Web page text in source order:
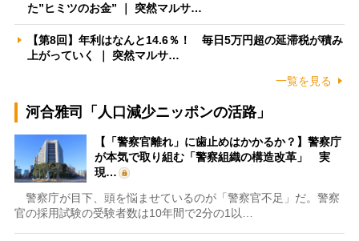
た”ヒミツのお金” ｜ 突然マルサ…
【第8回】年利はなんと14.6％！ 毎日5万円超の延滞税が積み
上がっていく ｜ 突然マルサ…
一覧を見る
河合雅司「人口減少ニッポンの活路」
【「警察官離れ」に歯止めはかかるか？】警察庁
が本気で取り組む「警察組織の構造改革」 実
現…
警察庁が目下、頭を悩ませているのが「警察官不足」だ。警察
官の採用試験の受験者数は10年間で2分の1以…